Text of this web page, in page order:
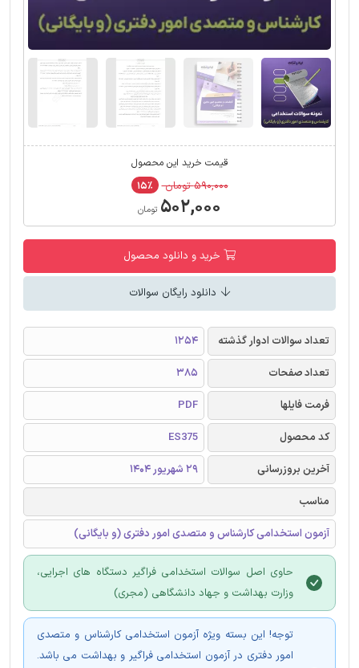
قیمت خرید این محصول
۵۹۰,۰۰۰ تومان ۱۵٪
۵۰۲,۰۰۰ تومان
خرید و دانلود محصول
دانلود رایگان سوالات
تعداد سوالات ادوار گذشته
1254
تعداد صفحات
385
فرمت فایلها
PDF
کد محصول
ES375
آخرین بروزرسانی
29 شهریور 1404
مناسب
آزمون استخدامی کارشناس و متصدی امور دفتری (و بایگانی)
حاوی اصل سوالات استخدامی فراگیر دستگاه های اجرایی،
وزارت بهداشت و جهاد دانشگاهی (مجری)
توجه! این بسته ویژه آزمون استخدامی کارشناس و متصدی
امور دفتری در آزمون استخدامی فراگیر و بهداشت می باشد.